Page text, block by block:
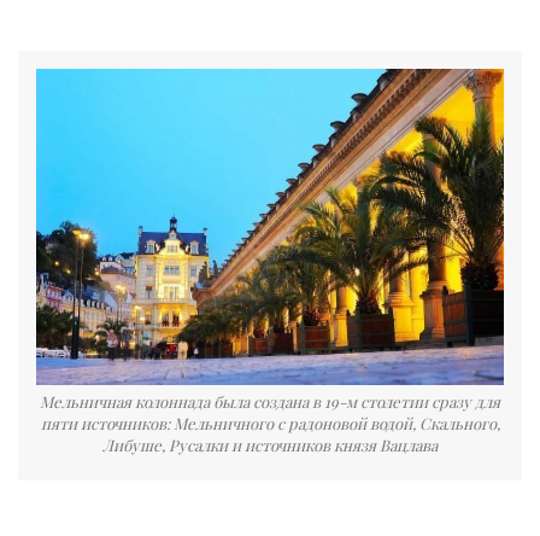
Мельничная колоннада была создана в 19-м столетии сразу для
пяти источников: Мельничного с радоновой водой, Скального,
Либуше, Русалки и источников князя Вацлава